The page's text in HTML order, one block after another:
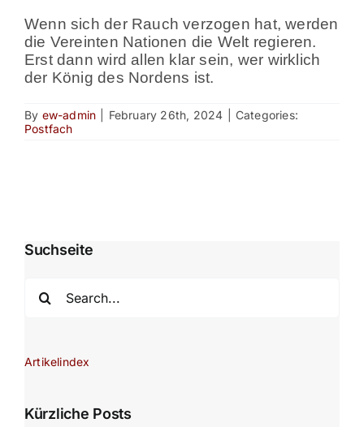
Wenn sich der Rauch verzogen hat, werden
die Vereinten Nationen die Welt regieren.
Erst dann wird allen klar sein, wer wirklich
der König des Nordens ist.
By ew-admin February 26th, 2024
Categories:
Postfach
Suchseite
for:
Artikelindex
Kürzliche Posts